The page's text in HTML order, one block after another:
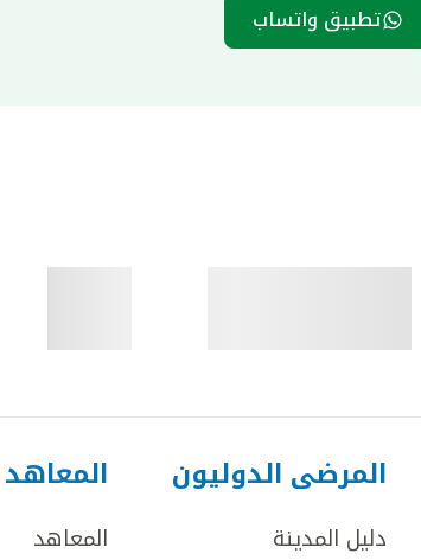
تطبيق واتساب
المرضى الدوليون
دليل المدينة
المعاهد